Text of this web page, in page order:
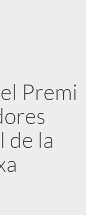
Premi
de la